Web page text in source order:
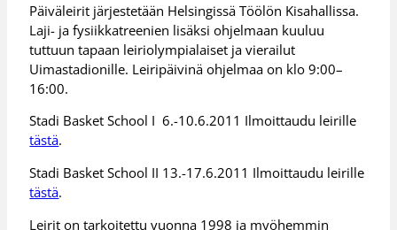
Päiväleirit järjestetään Helsingissä Töölön Kisahallissa.
Laji- ja fysiikkatreenien lisäksi ohjelmaan kuuluu
tuttuun tapaan leiriolympialaiset ja vierailut
Uimastadionille. Leiripäivinä ohjelmaa on klo 9:00–
16:00.
Stadi Basket School I 6.-10.6.2011 Ilmoittaudu leirille
tästä.
Stadi Basket School II 13.-17.6.2011 Ilmoittaudu leirille
tästä.
Leirit on tarkoitettu vuonna 1998 ja myöhemmin